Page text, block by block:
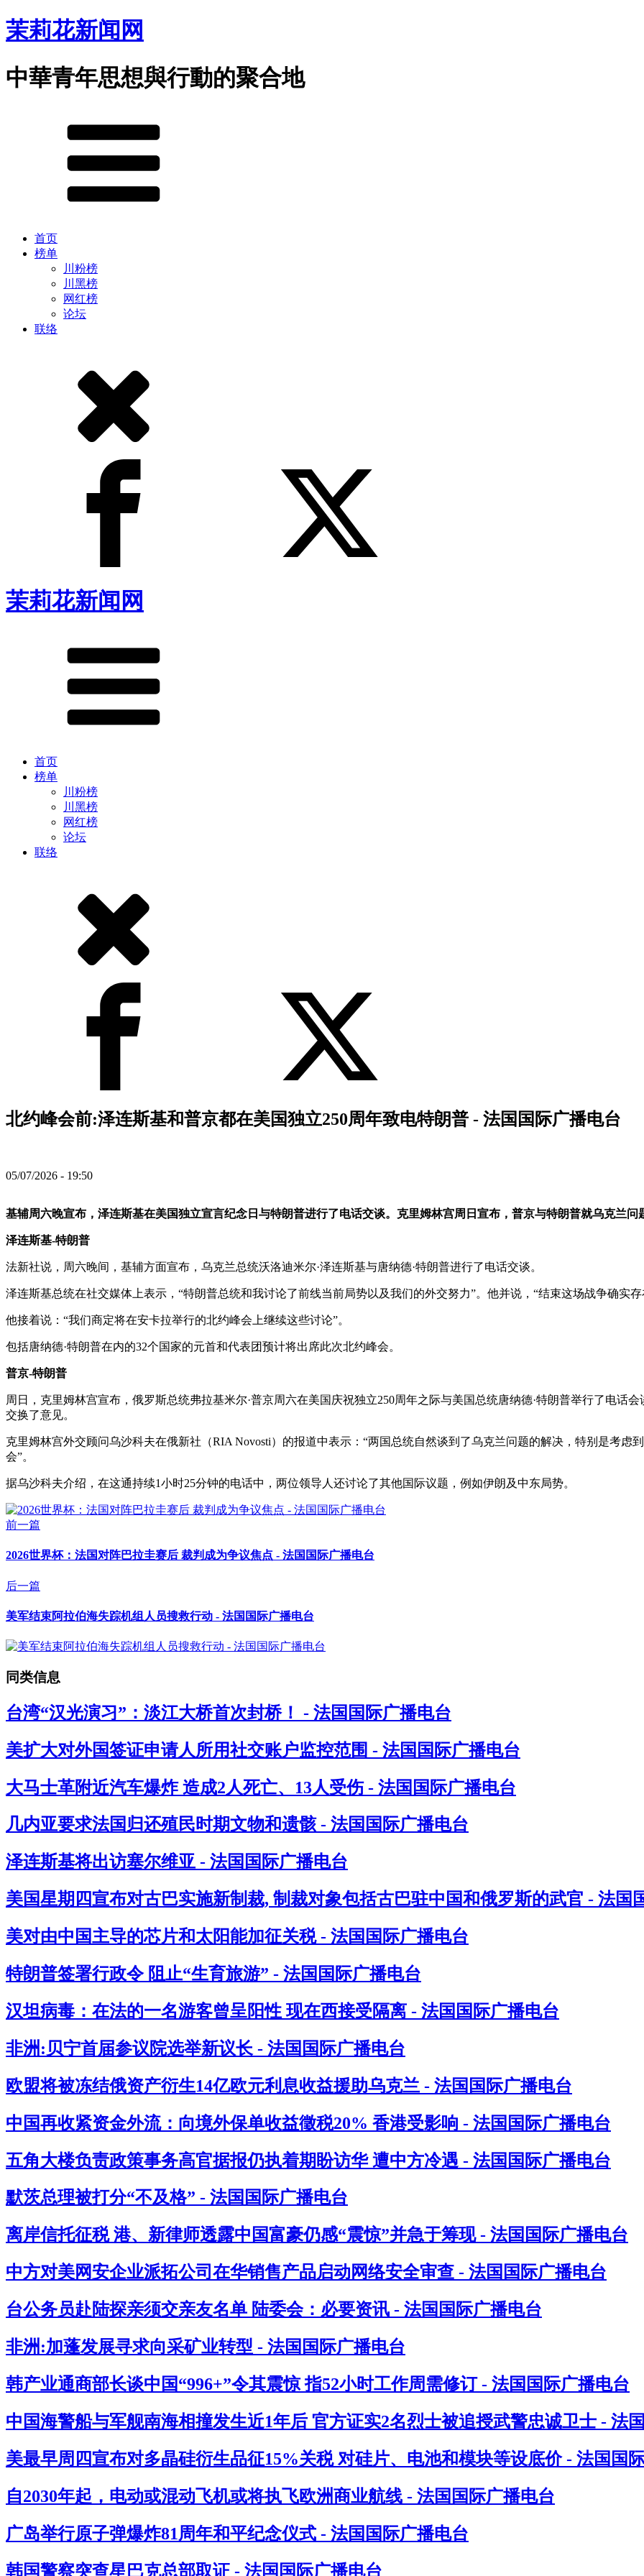
茉莉花新闻网
中華青年思想與行動的聚合地
首页
榜单
川粉榜
川黑榜
网红榜
论坛
联络
茉莉花新闻网
首页
榜单
川粉榜
川黑榜
网红榜
论坛
联络
北约峰会前:泽连斯基和普京都在美国独立250周年致电特朗普 - 法国国际广播电台
05/07/2026 - 19:50
基辅周六晚宣布，泽连斯基在美国独立宣言纪念日与特朗普进行了电话交谈。克里姆林宫周日宣布，普京与特朗普就乌克兰问
泽连斯基-特朗普
法新社说，周六晚间，基辅方面宣布，乌克兰总统沃洛迪米尔·泽连斯基与唐纳德·特朗普进行了电话交谈。
泽连斯基总统在社交媒体上表示，“特朗普总统和我讨论了前线当前局势以及我们的外交努力”。他并说，“结束这场战争确实存
他接着说：“我们商定将在安卡拉举行的北约峰会上继续这些讨论”。
包括唐纳德·特朗普在内的32个国家的元首和代表团预计将出席此次北约峰会。
普京-特朗普
周日，克里姆林宫宣布，俄罗斯总统弗拉基米尔·普京周六在美国庆祝独立250周年之际与美国总统唐纳德·特朗普举行了电话
交换了意见。
克里姆林宫外交顾问乌沙科夫在俄新社（RIA Novosti）的报道中表示：“两国总统自然谈到了乌克兰问题的解决，特别是考虑
会”。
据乌沙科夫介绍，在这通持续1小时25分钟的电话中，两位领导人还讨论了其他国际议题，例如伊朗及中东局势。
前一篇
2026世界杯：法国对阵巴拉圭赛后 裁判成为争议焦点 - 法国国际广播电台
后一篇
美军结束阿拉伯海失踪机组人员搜救行动 - 法国国际广播电台
同类信息
台湾“汉光演习”：淡江大桥首次封桥！ - 法国国际广播电台
美扩大对外国签证申请人所用社交账户监控范围 - 法国国际广播电台
大马士革附近汽车爆炸 造成2人死亡、13人受伤 - 法国国际广播电台
几内亚要求法国归还殖民时期文物和遗骸 - 法国国际广播电台
泽连斯基将出访塞尔维亚 - 法国国际广播电台
美国星期四宣布对古巴实施新制裁, 制裁对象包括古巴驻中国和俄罗斯的武官 - 法国
美对由中国主导的芯片和太阳能加征关税 - 法国国际广播电台
特朗普签署行政令 阻止“生育旅游” - 法国国际广播电台
汉坦病毒：在法的一名游客曾呈阳性 现在西接受隔离 - 法国国际广播电台
非洲:贝宁首届参议院选举新议长 - 法国国际广播电台
欧盟将被冻结俄资产衍生14亿欧元利息收益援助乌克兰 - 法国国际广播电台
中国再收紧资金外流：向境外保单收益徵税20% 香港受影响 - 法国国际广播电台
五角大楼负责政策事务高官据报仍执着期盼访华 遭中方冷遇 - 法国国际广播电台
默茨总理被打分“不及格” - 法国国际广播电台
离岸信托征税 港、新律师透露中国富豪仍感“震惊”并急于筹现 - 法国国际广播电台
中方对美网安企业派拓公司在华销售产品启动网络安全审查 - 法国国际广播电台
台公务员赴陆探亲须交亲友名单 陆委会：必要资讯 - 法国国际广播电台
非洲:加蓬发展寻求向采矿业转型 - 法国国际广播电台
韩产业通商部长谈中国“996+”令其震惊 指52小时工作周需修订 - 法国国际广播电台
中国海警船与军舰南海相撞发生近1年后 官方证实2名烈士被追授武警忠诚卫士 - 法
美最早周四宣布对多晶硅衍生品征15%关税 对硅片、电池和模块等设底价 - 法国国
自2030年起，电动或混动飞机或将执飞欧洲商业航线 - 法国国际广播电台
广岛举行原子弹爆炸81周年和平纪念仪式 - 法国国际广播电台
韩国警察突查星巴克总部取证 - 法国国际广播电台